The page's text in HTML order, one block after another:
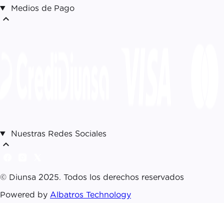
Medios de Pago
expand_less
Nuestras Redes Sociales
expand_less
© Diunsa 2025. Todos los derechos reservados
Powered by Albatros Technology